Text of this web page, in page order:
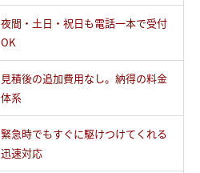
夜間・土日・祝日も電話一本で受付
OK
見積後の追加費用なし。納得の料金
体系
緊急時でもすぐに駆けつけてくれる
迅速対応